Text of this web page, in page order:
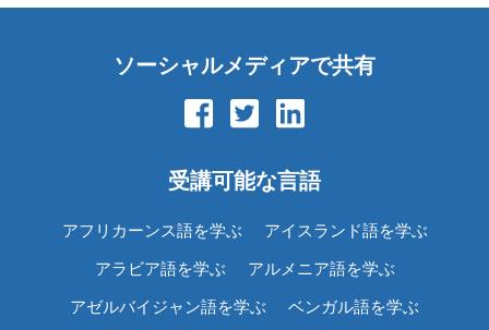
ソーシャルメディアで共有
受講可能な言語
アフリカーンス語を学ぶ アイスランド語を学ぶ
アラビア語を学ぶ アルメニア語を学ぶ
アゼルバイジャン語を学ぶ ベンガル語を学ぶ